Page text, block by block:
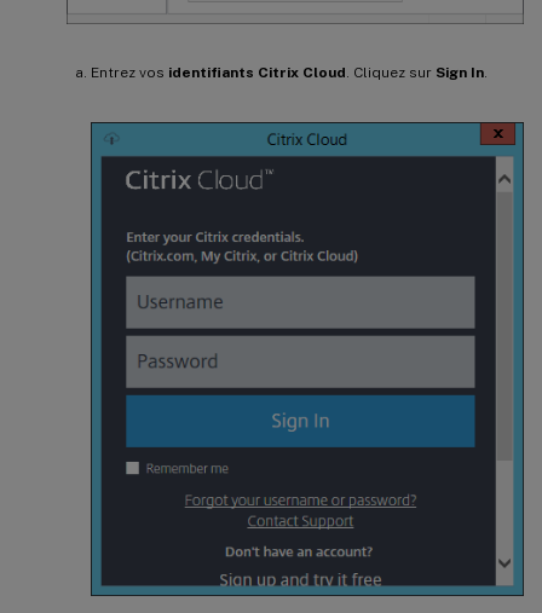
Entrez vos identifiants Citrix Cloud. Cliquez sur Sign In.